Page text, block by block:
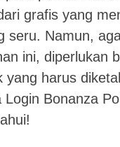
grafis yang
seru. Namun,
ini, diperlukan
yang harus
Login Bonanza